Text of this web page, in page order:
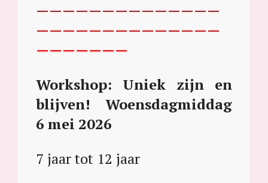
——————————————
——————————————
———————
Workshop: Uniek zijn en
blijven! Woensdagmiddag
6 mei 2026
7 jaar tot 12 jaar